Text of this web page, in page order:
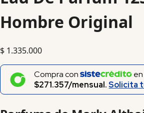
Hombre Original
$ 1.335.000
Compra con en
$271.357/mensual.Solicita